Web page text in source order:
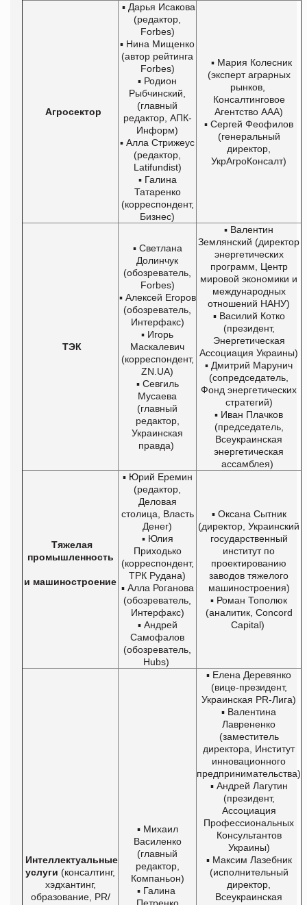
Агросектор
▪ Дарья Исакова
(редактор,
Forbes)
▪ Нина Мищенко
(автор рейтинга
Forbes)
▪ Родион
Рыбчинский,
(главный
редактор, АПК-
Информ)
▪ Алла Стрижеус
(редактор,
Latifundist)
▪ Галина
Татаренко
(корреспондент,
Бизнес)
▪ Мария Колесник
(эксперт аграрных
рынков,
Консалтинговое
Агентство ААА)
▪ Сергей Феофилов
(генеральный
директор,
УкрАгроКонсалт)
ТЭК
▪ Светлана
Долинчук
(обозреватель,
Forbes)
▪ Алексей Егоров
(обозреватель,
Интерфакс)
▪ Игорь
Маскалевич
(корреспондент,
ZN.UA)
▪ Севгиль
Мусаева
(главный
редактор,
Украинская
правда)
▪ Валентин
Землянский (директор
энергетических
программ, Центр
мировой экономики и
международных
отношений НАНУ)
▪ Василий Котко
(президент,
Энергетическая
Ассоциация Украины)
▪ Дмитрий Марунич
(сопредседатель,
Фонд энергетических
стратегий)
▪ Иван Плачков
(председатель,
Всеукраинская
энергетическая
ассамблея)
Тяжелая
промышленность
и машиностроение
▪ Юрий Еремин
(редактор,
Деловая
столица, Власть
Денег)
▪ Юлия
Приходько
(корреспондент,
ТРК Рудана)
▪ Алла Роганова
(обозреватель,
Интерфакс)
▪ Андрей
Самофалов
(обозреватель,
Hubs)
▪ Оксана Сытник
(директор, Украинский
государственный
институт по
проектированию
заводов тяжелого
машиностроения)
▪ Роман Тополюк
(аналитик, Concord
Capital)
Интеллектуальные
услуги (консалтинг,
хэдхантинг,
образование, PR/
▪ Михаил
Василенко
(главный
редактор,
Компаньон)
▪ Галина
Петренко
▪ Елена Деревянко
(вице-президент,
Украинская PR-Лига)
▪ Валентина
Лаврененко
(заместитель
директора, Институт
инновационного
предпринимательства)
▪ Андрей Лагутин
(президент,
Ассоциация
Профессиональных
Консультантов
Украины)
▪ Максим Лазебник
(исполнительный
директор,
Всеукраинская